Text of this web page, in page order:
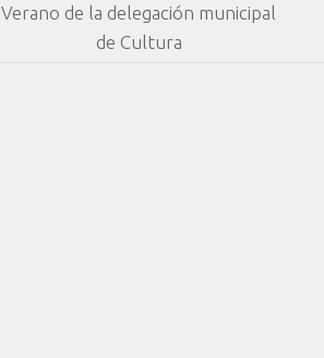
Verano de la delegación municipal
de Cultura